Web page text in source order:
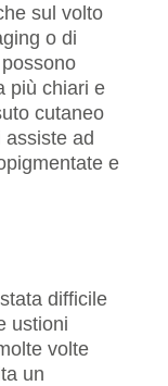
sul volto
o di
più chiari e
cutaneo
assiste ad
e
difficile
ustioni
volte
un